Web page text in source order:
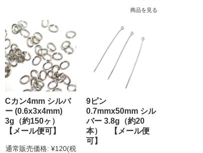
商品を見る
Cカン4mm シルバ
ー (0.6x3x4mm)
3g（約150ヶ）
【メール便可】
通常販売価格: ¥120(税
9ピン
0.7mmx50mm シル
バー 3.8g（約20
本） 【メール便
可】